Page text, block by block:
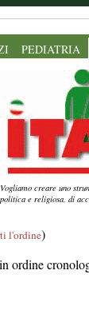
PEDIATRIA
Vogliamo creare uno
politica e religiosa, di
l'ordine)
ordine